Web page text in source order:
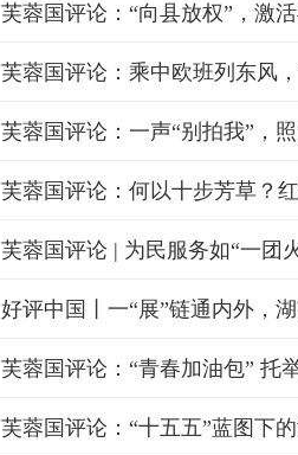
芙蓉国评论：“向县放权”，激
芙蓉国评论：乘中欧班列东风
芙蓉国评论：一声“别拍我”，
芙蓉国评论：何以十步芳草？
芙蓉国评论 | 为民服务如“一团
好评中国丨一“展”链通内外，
芙蓉国评论：“青春加油包” 托
芙蓉国评论：“十五五”蓝图下